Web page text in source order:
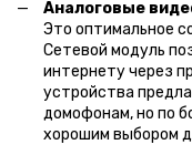
Аналоговые
Это оптимальное
Сетевой модуль
интернету через
устройства
домофонам, но по
хорошим выбором